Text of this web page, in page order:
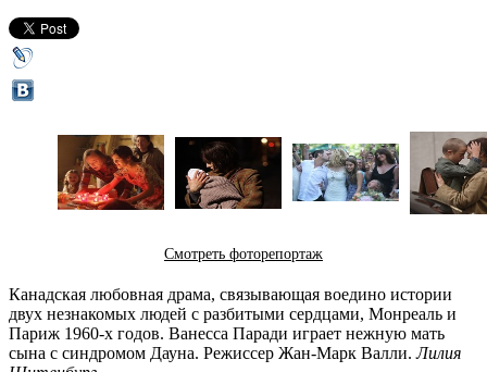
Смотреть фоторепортаж
Канадская любовная драма, связывающая воедино истории
двух незнакомых людей с разбитыми сердцами, Монреаль и
Париж 1960-х годов. Ванесса Паради играет нежную мать
сына с синдромом Дауна. Режиссер Жан-Марк Валли.Лилия